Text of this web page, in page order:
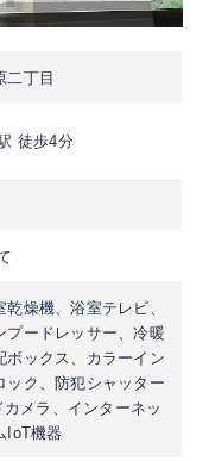
二丁目
徒歩4分
燥機、浴室テレビ、
プードレッサー、冷暖
ボックス、カラーイン
ック、防犯シャッター
メラ、インターネッ
IoT機器